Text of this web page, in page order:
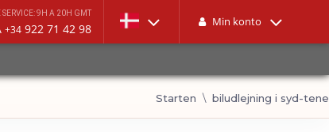
SERVICE: 9H A 20H GMT
+34 922 71 42 98 Min konto
Starten biludlejning i syd-